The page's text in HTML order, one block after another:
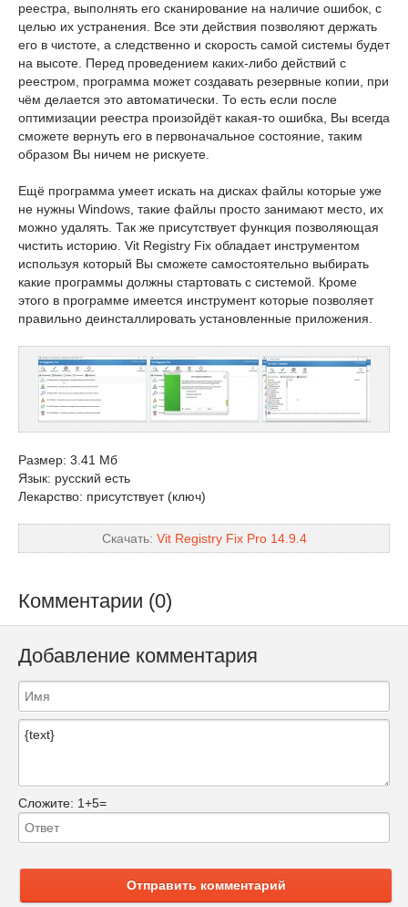
реестра, выполнять его сканирование на наличие ошибок, с
целью их устранения. Все эти действия позволяют держать
его в чистоте, а следственно и скорость самой системы будет
на высоте. Перед проведением каких-либо действий с
реестром, программа может создавать резервные копии, при
чём делается это автоматически. То есть если после
оптимизации реестра произойдёт какая-то ошибка, Вы всегда
сможете вернуть его в первоначальное состояние, таким
образом Вы ничем не рискуете.
Ещё программа умеет искать на дисках файлы которые уже
не нужны Windows, такие файлы просто занимают место, их
можно удалять. Так же присутствует функция позволяющая
чистить историю. Vit Registry Fix обладает инструментом
используя который Вы сможете самостоятельно выбирать
какие программы должны стартовать с системой. Кроме
этого в программе имеется инструмент которые позволяет
правильно деинсталлировать установленные приложения.
Размер: 3.41 Мб
Язык: русский есть
Лекарство: присутствует (ключ)
Скачать: Vit Registry Fix Pro 14.9.4
Комментарии (0)
Добавление комментария
Сложите: 1+5=
Отправить комментарий